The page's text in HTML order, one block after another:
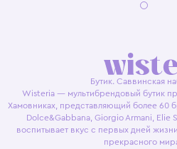
Бутик. Саввинская
Wisteria — мультибрендовый бутик
Хамовниках, представляющий более 60
Dolce&Gabbana, Giorgio Armani, Elie
воспитывает вкус с первых дней
прекрасного